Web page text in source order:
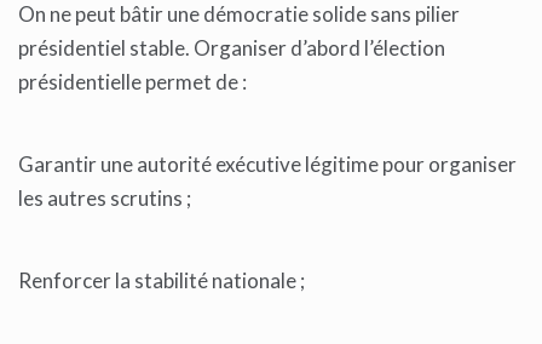
On ne peut bâtir une démocratie solide sans pilier
présidentiel stable. Organiser d’abord l’élection
présidentielle permet de :
Garantir une autorité exécutive légitime pour organiser
les autres scrutins ;
Renforcer la stabilité nationale ;